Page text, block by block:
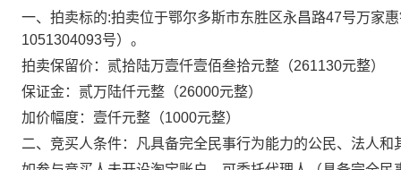
一、拍卖标的:拍卖位于鄂尔多斯市东胜区永昌路47号万家
1051304093号） 。
拍卖保留价： 贰拾陆万壹仟壹佰叁拾元整 （261130元整）
保证金： 贰万陆仟元整（26000元整）
加价幅度：壹仟元整（1000元整）
二、竞买人条件：凡具备完全民事行为能力的公民、法人